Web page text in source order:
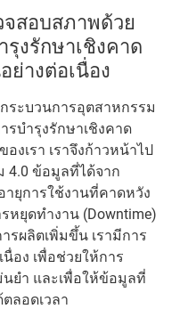
สอบสภาพด้วย
งรักษาเชิงคาด
างต่อเนื่อง
ระบวนการอุตสาหกรรม
บำรุงรักษาเชิงคาด
เรา เราจึงก้าวหน้าไป
4.0 ข้อมูลที่ได้จาก
ายุการใช้งานที่คาดหวัง
ยุดทำงาน (Downtime)
รผลิตเพิ่มขึ้น เรามีการ
อง เพื่อช่วยให้การ
ยำ และเพื่อให้ข้อมูลที่
ลอดเวลา